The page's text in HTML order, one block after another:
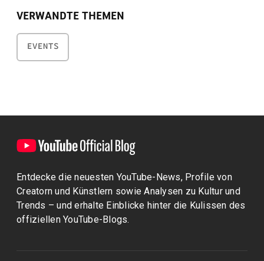
VERWANDTE THEMEN
EVENTS
Entdecke die neuesten YouTube-News, Profile von
Creatorn und Künstlern sowie Analysen zu Kultur und
Trends – und erhalte Einblicke hinter die Kulissen des
offiziellen YouTube-Blogs.